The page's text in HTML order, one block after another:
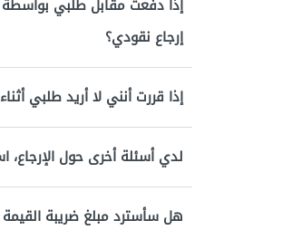
إذا دفعت مقابل طلبي بواسطة
إرجاع نقودي؟
إذا قررت أنني لا أريد طلبي
لدي أسئلة أخرى حول الإرجاع،
هل سأسترد مبلغ ضريبة